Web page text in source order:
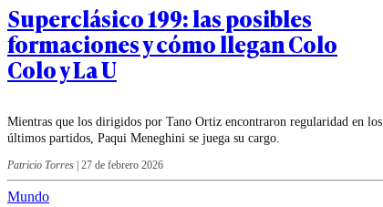
Superclásico 199: las posibles
formaciones y cómo llegan Colo
Colo y La U
Mientras que los dirigidos por Tano Ortiz encontraron regularidad en los
últimos partidos, Paqui Meneghini se juega su cargo.
Patricio Torres 27 de febrero 2026
Mundo